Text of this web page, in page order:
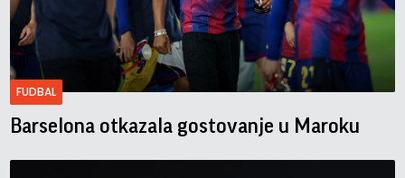
FUDBAL
Barselona otkazala gostovanje u Maroku